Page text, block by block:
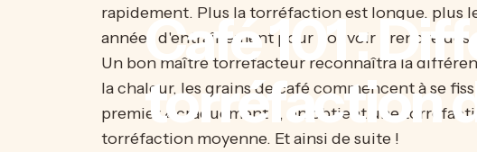
Café101:
torréfaction
rapidement. Plus la torréfaction est longue, plus
années d'entraînement pour pouvoir prendre des
Un bon maître torréfacteur reconnaîtra la
la chaleur, les grains de café commencent à se
premier « craquement », on obtient une
torréfaction moyenne. Et ainsi de suite !